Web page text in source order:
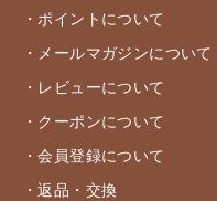
・ポイントについて
・メールマガジンについて
・レビューについて
・クーポンについて
・会員登録について
・返品・交換